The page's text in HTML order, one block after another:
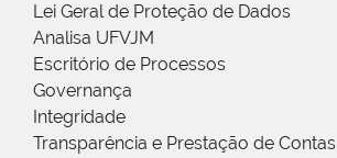
Lei Geral de Proteção de Dados
Analisa UFVJM
Escritório de Processos
Governança
Integridade
Transparência e Prestação de Contas